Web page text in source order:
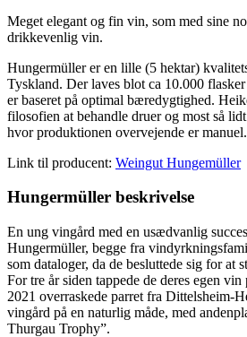
Meget elegant og fin vin, som med sine
drikkevenlig vin.
Hungermüller er en lille (5 hektar)
Tyskland. Der laves blot ca 10.000
er baseret på optimal bæredygtighed.
filosofien at behandle druer og most så
hvor produktionen overvejende er manuel.
Link til producent: Weingut Hungemüller
Hungermüller beskrivelse
En ung vingård med en usædvanlig
Hungermüller, begge fra
som dataloger, da de besluttede sig for at
For tre år siden tappede de deres egen
2021 overraskede parret fra Dittelsheim-
vingård på en naturlig måde, med
Thurgau Trophy”.